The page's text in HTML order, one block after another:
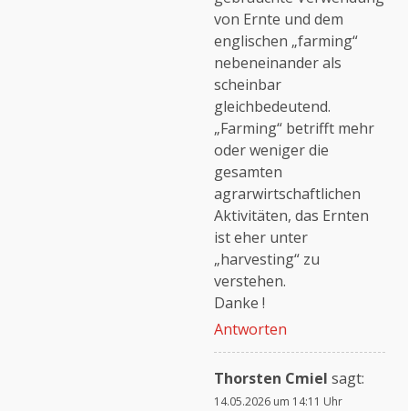
von Ernte und dem
englischen „farming“
nebeneinander als
scheinbar
gleichbedeutend.
„Farming“ betrifft mehr
oder weniger die
gesamten
agrarwirtschaftlichen
Aktivitäten, das Ernten
ist eher unter
„harvesting“ zu
verstehen.
Danke !
Antworten
Thorsten Cmiel sagt:
14.05.2026 um 14:11 Uhr